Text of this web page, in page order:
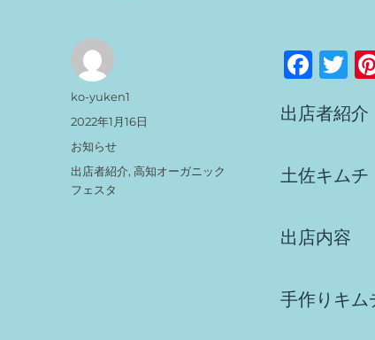
F
c
b
o
T
it
r
出店者紹介
土佐キムチ
出店内容
手作りキ
投
ko-yuken1
投
稿
2022年1月16日
カ
テ
お知らせ
タ
グ
出店者紹介,高知オーガニック
フェスタ